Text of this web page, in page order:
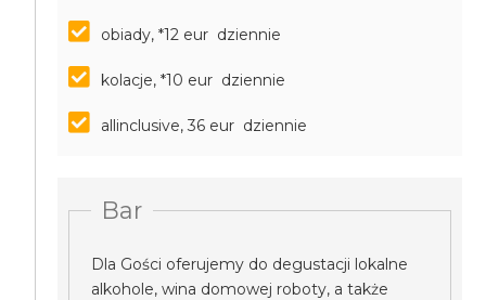
obiady, *12 eur dziennie
kolacje, *10 eur dziennie
allinclusive, 36 eur dziennie
Bar
Dla Gości oferujemy do degustacji lokalne
alkohole, wina domowej roboty, a także